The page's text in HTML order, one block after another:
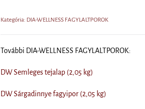
Kategória: DIA-WELLNESS FAGYLALTPOROK
További DIA-WELLNESS FAGYLALTPOROK:
DW Semleges tejalap (2,05 kg)
DW Sárgadinnye fagyipor (2,05 kg)